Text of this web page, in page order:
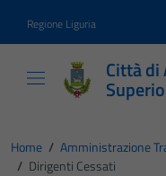
Regione Liguria
Città di
Home / Amministrazione
/ Dirigenti Cessati